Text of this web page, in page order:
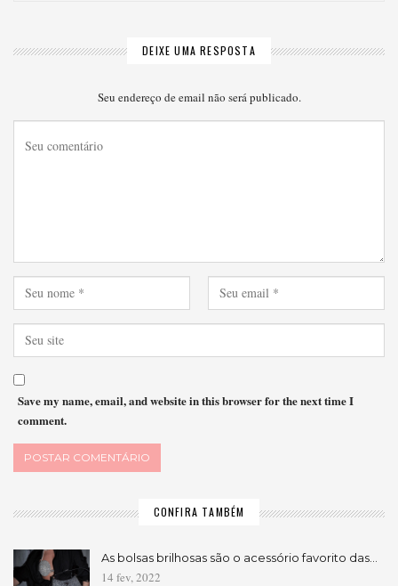
DEIXE UMA RESPOSTA
Seu endereço de email não será publicado.
Save my name, email, and website in this browser for the next time I
comment.
CONFIRA TAMBÉM
As bolsas brilhosas são o acessório favorito das…
14 fev, 2022